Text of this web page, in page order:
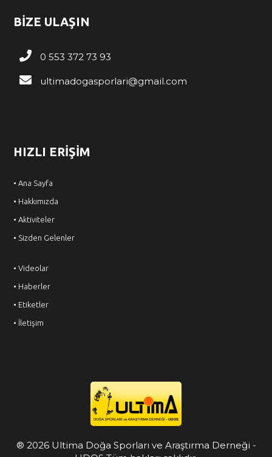
BİZE ULAŞIN
0 553 372 73 93
ultimadogasporlari@gmail.com
HIZLI ERİŞİM
• Ana Sayfa
• Hakkımızda
• Aktiviteler
• Sizden Gelenler
• Videolar
• Haberler
• Etiketler
• İletişim
® 2026 Ultima Doğa Sporları ve Araştırma Derneği -